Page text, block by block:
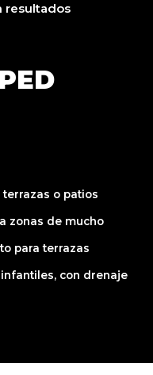
resultados
o patios
zonas de mucho
para terrazas
con drenaje